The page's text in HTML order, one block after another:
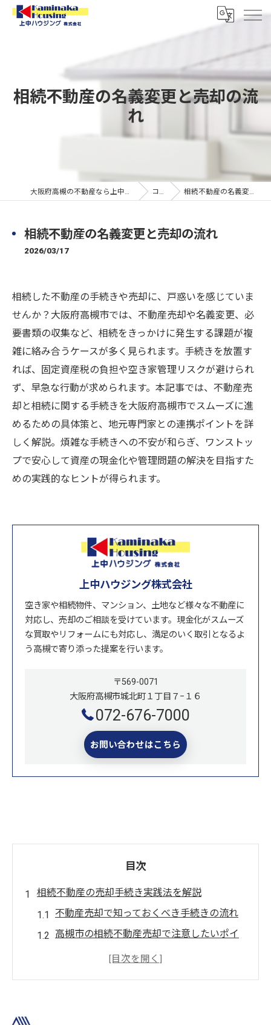
相続不動産の名義変更と売却の流
れ
大阪府高槻の不動産なら上中ハウジング株式会社 コラム 相続不動産の名義変更と売却の流れ
相続不動産の名義変更と売却の流れ
2026/03/17
相続した不動産の手続きや売却に、戸惑いを感じていま
せんか？大阪府高槻市では、不動産売却や名義変更、必
要書類の収集など、相続をきっかけに発生する課題が複
雑に絡み合うケースが多く見られます。手続きを放置す
れば、固定資産税の負担や空き家管理リスクが避けられ
ず、早急な行動が求められます。本記事では、不動産売
却と相続に関する手続きを大阪府高槻市でスムーズに進
めるための具体策と、地元専門家との連携ポイントを詳
しく解説。煩雑な手続きへの不安が和らぎ、ワンストッ
プで安心して資産の現金化や管理問題の解決を目指すた
めの実践的なヒントが得られます。
上中ハウジング株式会社
空き家や相続物件、マンション、土地など様々な不動産に
対応し、売却のご相談を受けています。現金化がスムーズ
な買取やリフォームにも対応し、満足のいく取引となるよ
う高槻で寄り添った提案を行います。
〒569-0071
大阪府高槻市城北町１丁目７−１６
072-676-7000
お問い合わせはこちら
目次
相続不動産の売却手続き実践法を解説
不動産売却で知っておくべき手続きの流れ
高槻市の相続不動産売却で注意したいポイ